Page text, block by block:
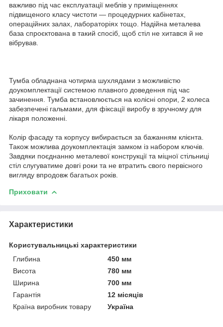
важливо під час експлуатації меблів у приміщеннях
підвищеного класу чистоти — процедурних кабінетах,
операційних залах, лабораторіях тощо. Надійна металева
база спроєктована в такий спосіб, щоб стіл не хитався й не
вібрував.
Тумба обладнана чотирма шухлядами з можливістю
доукомплектації системою плавного доведення під час
зачинення. Тумба встановлюється на колісні опори, 2 колеса
забезпечені гальмами, для фіксації виробу в зручному для
лікаря положенні.
Колір фасаду та корпусу вибирається за бажанням клієнта.
Також можлива доукомплектація замком із набором ключів.
Завдяки поєднанню металевої конструкції та міцної стільниці
стіл слугуватиме довгі роки та не втратить свого первісного
вигляду впродовж багатьох років.
Приховати
Характеристики
Користувальницькі характеристики
Глибина
450 мм
Висота
780 мм
Ширина
700 мм
Гарантія
12 місяців
Країна виробник товару
Україна